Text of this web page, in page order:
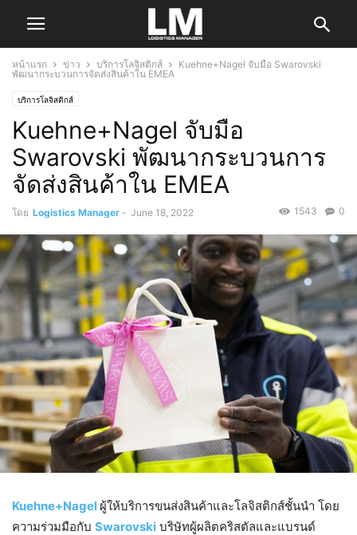
หน้าแรก ข่าว บริการโลจิสติกส์
Kuehne+Nagel จับมือ Swarovski
พัฒนากระบวนการจัดส่งสินค้าใน EMEA
บริการโลจิสติกส์
Kuehne+Nagel จับมือ
Swarovski พัฒนากระบวนการ
จัดส่งสินค้าใน EMEA
โดย Logistics Manager - June 18, 2022 0
1543
Kuehne+Nagel ผู้ให้บริการขนส่งสินค้าและโลจิสติกส์ชั้นนำ โดย
ความร่วมมือกับ Swarovski บริษัทผู้ผลิตคริสตัลและแบรนด์